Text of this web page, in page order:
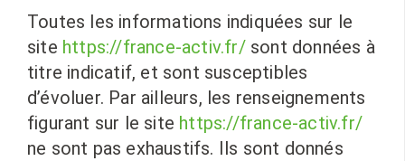
Toutes les informations indiquées sur le
site https://france-activ.fr/sont données à
titre indicatif, et sont susceptibles
d’évoluer. Par ailleurs, les renseignements
figurant sur le site https://france-activ.fr/
ne sont pas exhaustifs. Ils sont donnés